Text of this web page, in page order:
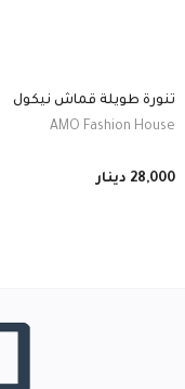
تنورة طويلة قماش نيكول
AMO Fashion House
28,000 دينار